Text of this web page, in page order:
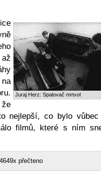
Juraj Herz: Spalovač mrtvol
nejlepší, co bylo vůbec
filmů, které s ním
přečteno